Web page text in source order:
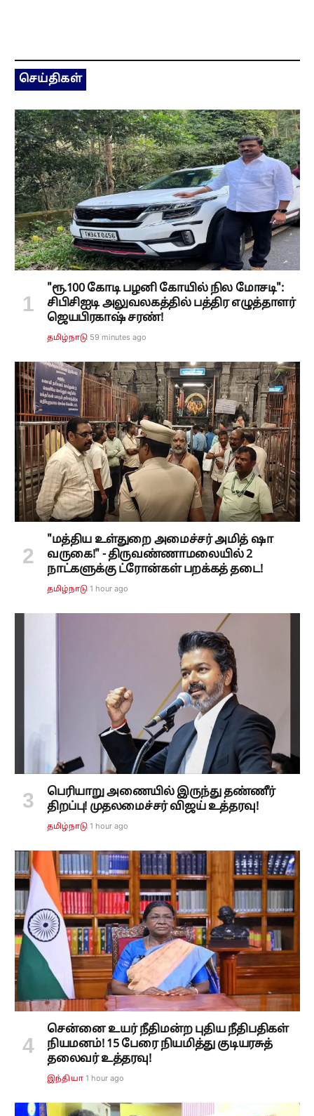
செய்திகள்
"ரூ.100 கோடி பழனி கோயில் நில மோசடி":
சிபிசிஐடி அலுவலகத்தில் பத்திர எழுத்தாளர்
ஜெயபிரகாஷ் சரண்!
தமிழ்நாடு 59 minutes ago
"மத்திய உள்துறை அமைச்சர் அமித் ஷா
வருகை!" - திருவண்ணாமலையில் 2
நாட்களுக்கு ட்ரோன்கள் பறக்கத் தடை!
தமிழ்நாடு 1 hour ago
பெரியாறு அணையில் இருந்து தண்ணீர்
திறப்பு! முதலமைச்சர் விஜய் உத்தரவு!
தமிழ்நாடு 1 hour ago
சென்னை உயர் நீதிமன்ற புதிய நீதிபதிகள்
நியமனம்! 15 பேரை நியமித்து குடியரசுத்
தலைவர் உத்தரவு!
இந்தியா 1 hour ago